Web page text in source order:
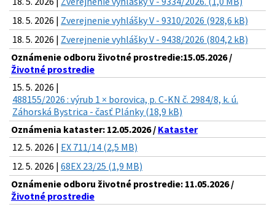
18. 5. 2026 | Zverejnenie vyhlášky V - 9310/2026 (928,6 kB)
18. 5. 2026 | Zverejnenie vyhlášky V - 9438/2026 (804,2 kB)
Oznámenie odboru životné prostredie:15.05.2026 /
Životné prostredie
15. 5. 2026 |
488155/2026 : výrub 1 × borovica, p. C-KN č. 2984/8, k. ú.
Záhorská Bystrica - časť Plánky (18,9 kB)
Oznámenia kataster: 12.05.2026 / Kataster
12. 5. 2026 | EX 711/14 (2,5 MB)
12. 5. 2026 | 68EX 23/25 (1,9 MB)
Oznámenie odboru životné prostredie: 11.05.2026 /
Životné prostredie